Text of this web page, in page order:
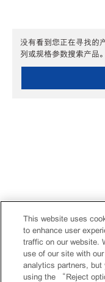
没有看到您正在寻找的
列或规格参数搜索产品。
This website uses
to enhance user
traffic on our website.
use of our site with
analytics partners,
using the “Reject